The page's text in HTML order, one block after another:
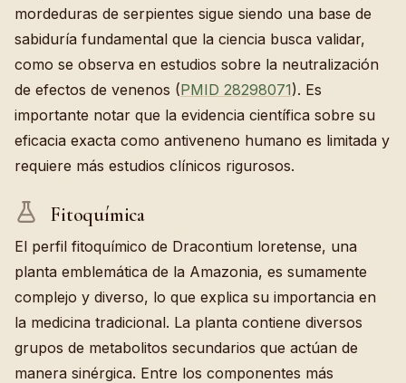
mordeduras de serpientes sigue siendo una base de
sabiduría fundamental que la ciencia busca validar,
como se observa en estudios sobre la neutralización
de efectos de venenos (PMID 28298071). Es
importante notar que la evidencia científica sobre su
eficacia exacta como antiveneno humano es limitada y
requiere más estudios clínicos rigurosos.
Fitoquímica
El perfil fitoquímico de Dracontium loretense, una
planta emblemática de la Amazonia, es sumamente
complejo y diverso, lo que explica su importancia en
la medicina tradicional. La planta contiene diversos
grupos de metabolitos secundarios que actúan de
manera sinérgica. Entre los componentes más